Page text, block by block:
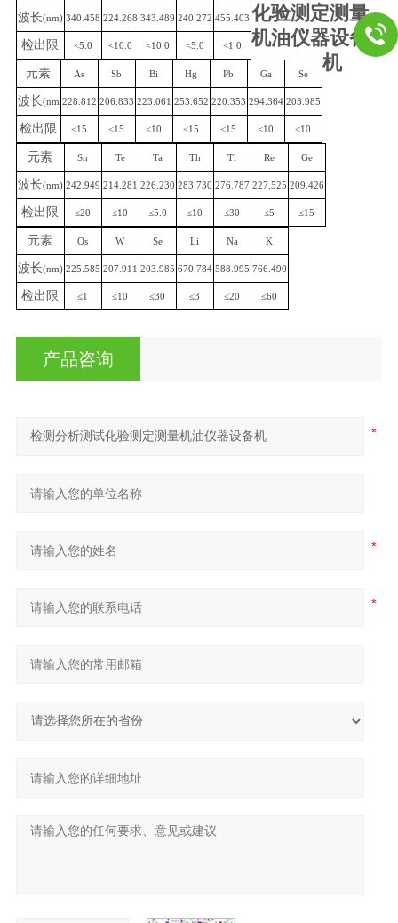
波长(nm) 340.458 224.268 343.489 240.272 455.403
检出限 <5.0 <10.0 <10.0 <5.0 <1.0
元素 As Sb Bi Hg Pb Ga Se
波长(nm 228.812 206.833 223.061 253.652 220.353 294.364 203.985
检出限 ≤15 ≤15 ≤10 ≤15 ≤15 ≤10 ≤10
元素 Sn Te Ta Th Tl Re Ge
波长(nm) 242.949 214.281 226.230 283.730 276.787 227.525 209.426
检出限 ≤20 ≤10 ≤5.0 ≤10 ≤30 ≤5 ≤15
元素 Os W Se Li Na K
波长(nm) 225.585 207.911 203.985 670.784 588.995 766.490
检出限 ≤1 ≤10 ≤30 ≤3 ≤20 ≤60
化验测定测量
机油仪器设备
机
产品咨询